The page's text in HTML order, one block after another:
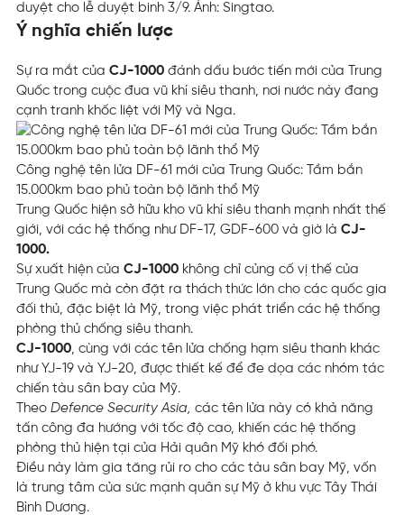
duyệt cho lễ duyệt binh 3/9. Ảnh: Singtao.
Ý nghĩa chiến lược
Sự ra mắt của CJ-1000 đánh dấu bước tiến mới của Trung
Quốc trong cuộc đua vũ khí siêu thanh, nơi nước này đang
cạnh tranh khốc liệt với Mỹ và Nga.
Công nghệ tên lửa DF-61 mới của Trung Quốc: Tầm bắn
15.000km bao phủ toàn bộ lãnh thổ Mỹ
Trung Quốc hiện sở hữu kho vũ khí siêu thanh mạnh nhất thế
giới, với các hệ thống như DF-17, GDF-600 và giờ là CJ-
1000.
Sự xuất hiện của CJ-1000 không chỉ củng cố vị thế của
Trung Quốc mà còn đặt ra thách thức lớn cho các quốc gia
đối thủ, đặc biệt là Mỹ, trong việc phát triển các hệ thống
phòng thủ chống siêu thanh.
CJ-1000, cùng với các tên lửa chống hạm siêu thanh khác
như YJ-19 và YJ-20, được thiết kế để đe dọa các nhóm tác
chiến tàu sân bay của Mỹ.
Theo Defence Security Asia, các tên lửa này có khả năng
tấn công đa hướng với tốc độ cao, khiến các hệ thống
phòng thủ hiện tại của Hải quân Mỹ khó đối phó.
Điều này làm gia tăng rủi ro cho các tàu sân bay Mỹ, vốn
là trung tâm của sức mạnh quân sự Mỹ ở khu vực Tây Thái
Bình Dương.